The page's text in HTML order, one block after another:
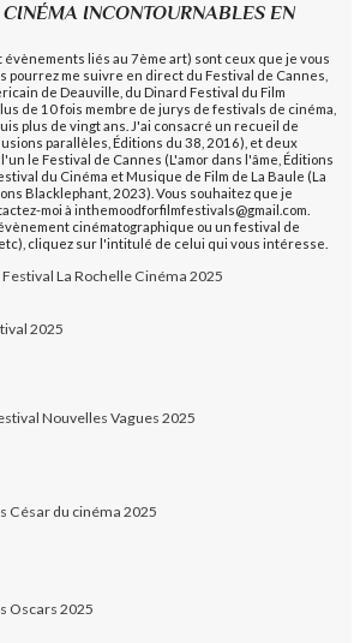
INCONTOURNABLES EN
liés au 7ème art) sont ceux que je vous
pourrez me suivre en direct du Festival de Cannes,
de Deauville, du Dinard Festival du Film
de 10 fois membre de jurys de festivals de cinéma,
plus de vingt ans. J'ai consacré un recueil de
parallèles, Éditions du 38, 2016), et deux
le Festival de Cannes (L'amor dans l'âme, Éditions
du Cinéma et Musique de Film de La Baule (La
Blacklephant, 2023). Vous souhaitez que je
moi à inthemoodforfilmfestivals@gmail.com.
cinématographique ou un festival de
cliquez sur l'intitulé de celui qui vous intéresse.
La Rochelle Cinéma 2025
2025
Nouvelles Vagues 2025
César du cinéma 2025
Oscars 2025